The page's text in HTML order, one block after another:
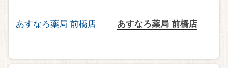
あすなろ薬局 前橋店